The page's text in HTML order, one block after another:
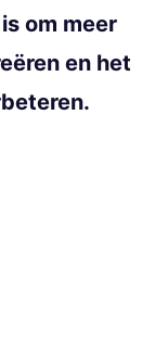
om meer
en het